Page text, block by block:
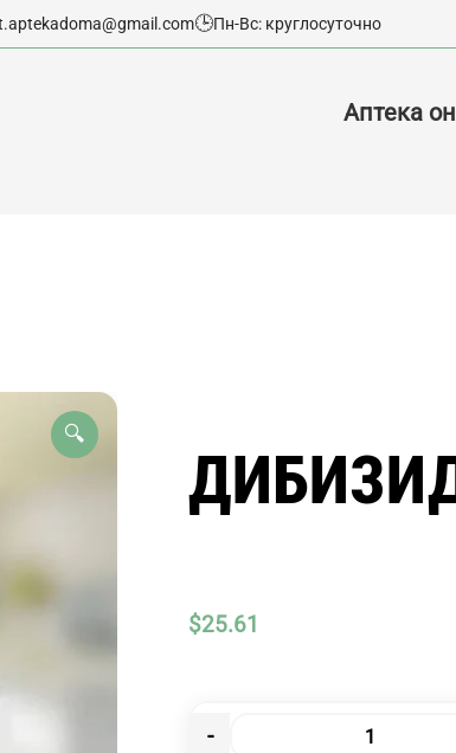
🕒Пн-Вс: круглосуточно
Аптека
🔍
$25.61
-